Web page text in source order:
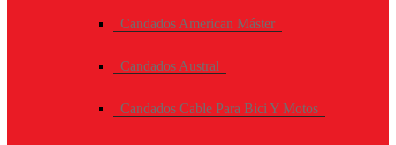
Candados American Máster
Candados Austral
Candados Cable Para Bici Y Motos